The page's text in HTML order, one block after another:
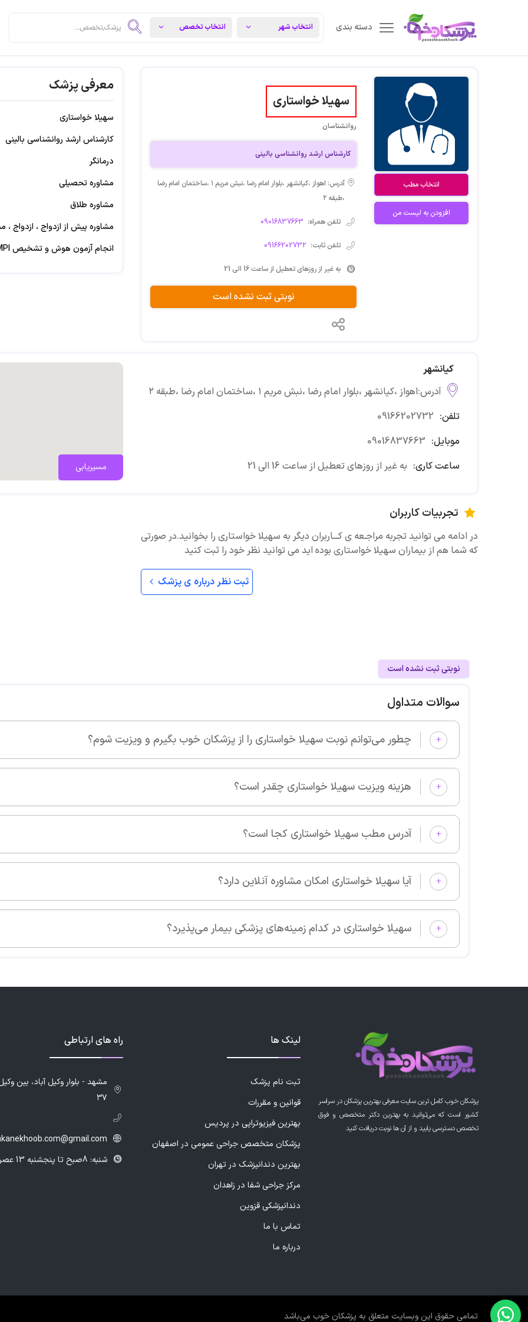
دسته بندی
انتخاب مطب
افزودن به لیست من
سهیلا خواستاری
روانشناسان
کارشناس ارشد روانشناسی بالینی
آدرس: اهواز ،کیانشهر ،بلوار امام رضا ،نبش مریم ۱ ،ساختمان امام رضا
،طبقه ۲
تلفن همراه: 09016837663
تلفن ثابت: 09166202732
به غیر از روزهای تعطیل از ساعت 16 الی 21
نوبتی ثبت نشده است
معرفی پزشک
سهیلا خواستاری
کارشناس ارشد روانشناسی بالینی
درمانگر
مشاوره تحصیلی
مشاوره طلاق
مشاوره پیش از ازدواج ، ازدواج
انجام آزمون هوش و تشخیص MMPI
مشاوره فردی ، گروهی ، مشاوره
کیانشهر
آدرس:اهواز ،کیانشهر ،بلوار امام رضا ،نبش مریم ۱ ،ساختمان امام رضا ،طبقه ۲
تلفن: 09166202732
موبایل: 09016837663
ساعت کاری: به غیر از روزهای تعطیل از ساعت 16 الی 21 مسیریابی
تجربیات کاربران
در ادامه می توانید تجربه مراجـعه ی کـــاربران دیگر به سهیلا خواستاری را بخوانید.در صورتی
که شما هم از بیماران سهیلا خواستاری بوده اید می توانید نظر خود را ثبت کنید
ثبت نظر درباره ی پزشک
نوبتی ثبت نشده است
سوالات متداول
+ چطور می‌توانم نوبت سهیلا خواستاری را از پزشکان خوب بگیرم و ویزیت شوم؟
+ هزینه ویزیت سهیلا خواستاری چقدر است؟
+ آدرس مطب سهیلا خواستاری کجا است؟
+ آیا سهیلا خواستاری امکان مشاوره آنلاین دارد؟
+ سهیلا خواستاری در کدام زمینه‌های پزشکی بیمار می‌پذیرد؟
پزشکان خوب کامل ترین سایت معرفی بهترین پزشکان در سراسر
کشور است که می‌توانید به بهترین دکتر متخصص و فوق
تخصص دسترسی یابید و از آن ها نوبت دریافت کنید
لینک ها
ثبت نام پزشک
قوانین و مقررات
بهترین فیزیوتراپی در پردیس
پزشکان متخصص جراحی عمومی در اصفهان
بهترین دندانپزشک در تهران
مرکز جراحی شفا در زاهدان
دندانپزشکی قزوین
تماس با ما
درباره ما
راه های ارتباطی
۳۷
شنبه: 8صبح تا پنجشنبه 13 عصر
تمامی حقوق این وبسایت متعلق به پزشکان خوب می‌باشد